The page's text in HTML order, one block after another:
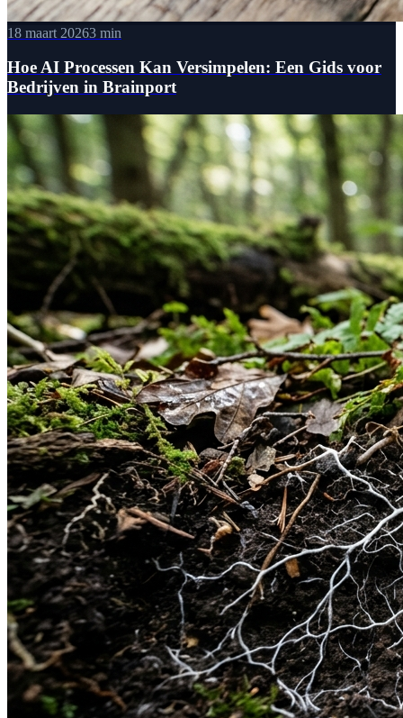
18 maart 20263 min
Hoe AI Processen Kan Versimpelen: Een Gids voor
Bedrijven in Brainport